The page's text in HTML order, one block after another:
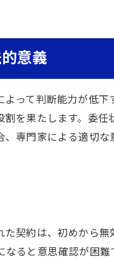
意義
って判断能力が低
を果たします。委任
専門家による適切
契約は、初めから
ると意思確認が困